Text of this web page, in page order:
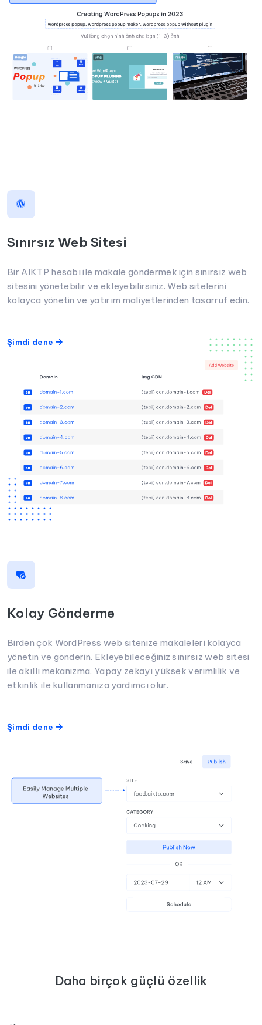
Sınırsız Web Sitesi
Bir AIKTP hesabı ile makale göndermek için sınırsız web
sitesini yönetebilir ve ekleyebilirsiniz. Web sitelerini
kolayca yönetin ve yatırım maliyetlerinden tasarruf edin.
Şimdi dene
Kolay Gönderme
Birden çok WordPress web sitenize makaleleri kolayca
yönetin ve gönderin. Ekleyebileceğiniz sınırsız web sitesi
ile akıllı mekanizma. Yapay zekayı yüksek verimlilik ve
etkinlik ile kullanmanıza yardımcı olur.
Şimdi dene
Daha birçok güçlü özellik